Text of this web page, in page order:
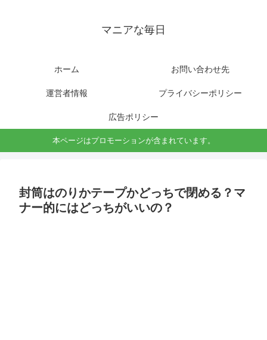
マニアな毎日
ホーム お問い合わせ先
運営者情報 プライバシーポリシー
広告ポリシー
本ページはプロモーションが含まれています。
封筒はのりかテープかどっちで閉める？マ
ナー的にはどっちがいいの？